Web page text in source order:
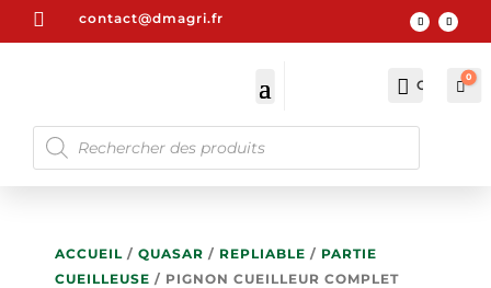
 contact@dmagri.fr
 Compte
0
RECHERCHE
DE
PRODUITS
ACCUEIL/ QUASAR / REPLIABLE / PARTIE
CUEILLEUSE / PIGNON CUEILLEUR COMPLET